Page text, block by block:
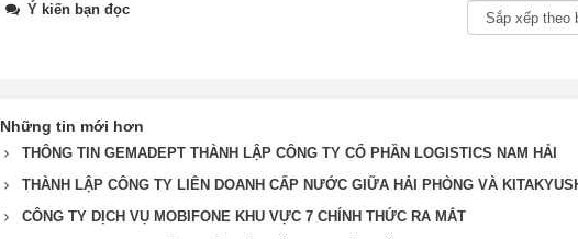
Ý kiến bạn đọc
Những tin mới hơn
THÔNG TIN GEMADEPT THÀNH LẬP CÔNG TY CỔ PHẦN LOGISTICS NAM HẢI
THÀNH LẬP CÔNG TY LIÊN DOANH CẤP NƯỚC GIỮA HẢI PHÒNG VÀ
CÔNG TY DỊCH VỤ MOBIFONE KHU VỰC 7 CHÍNH THỨC RA MẮT